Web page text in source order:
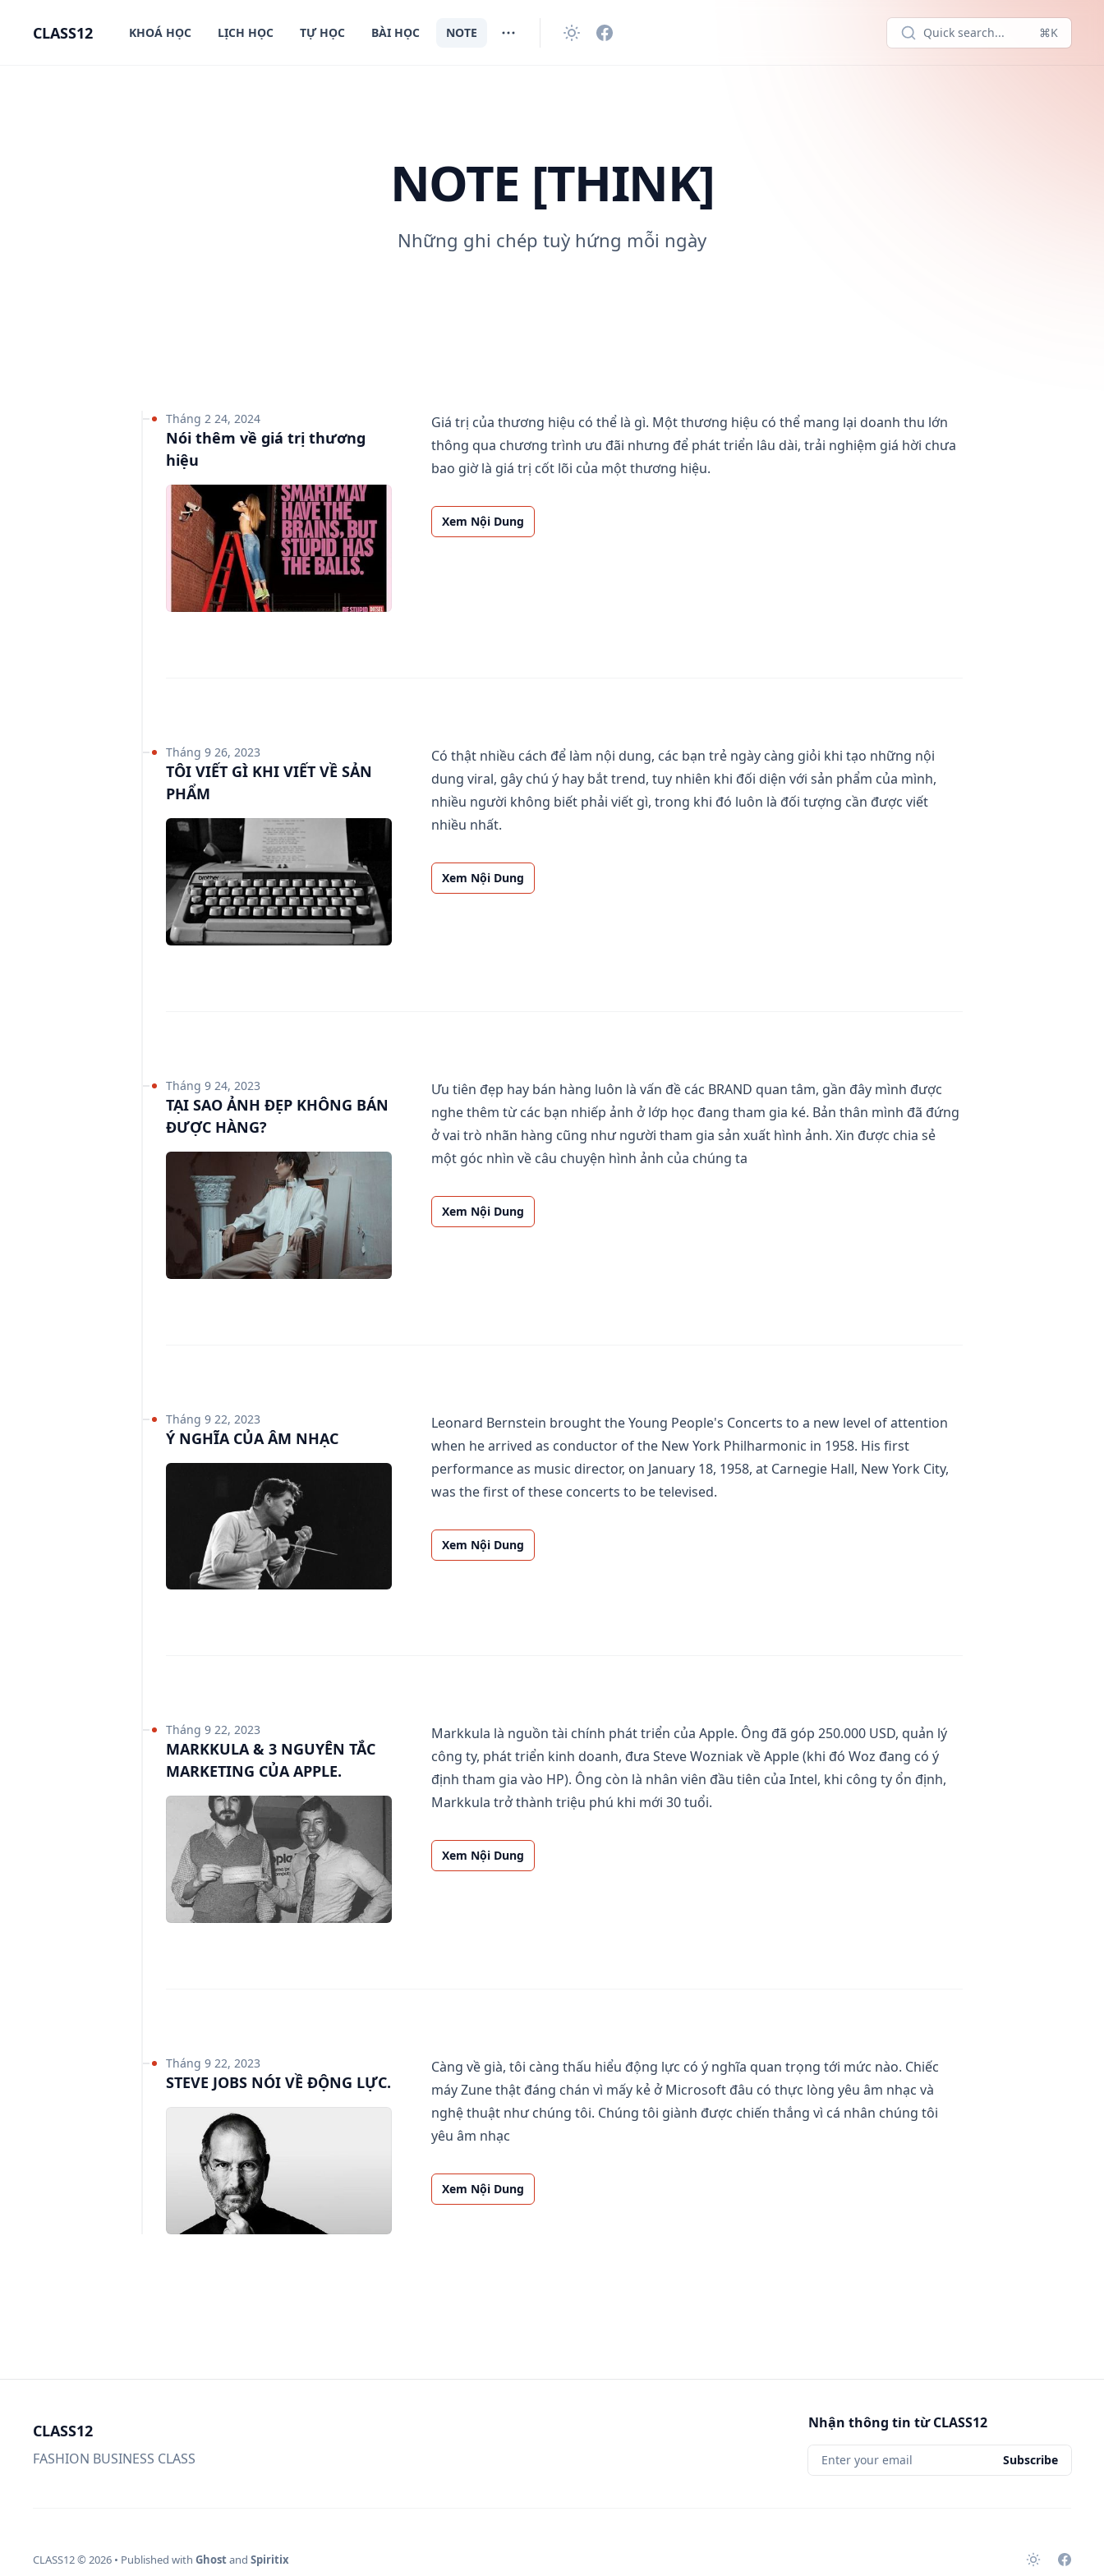
CLASS12 KHOÁ HỌC LỊCH HỌC TỰ HỌC BÀI HỌC NOTE Quick search... ⌘K
NOTE [THINK]
Những ghi chép tuỳ hứng mỗi ngày
Tháng 2 24, 2024
Nói thêm về giá trị thương
hiệu
Giá trị của thương hiệu có thể là gì. Một thương hiệu có thể mang lại doanh thu lớn
thông qua chương trình ưu đãi nhưng để phát triển lâu dài, trải nghiệm giá hời chưa
bao giờ là giá trị cốt lõi của một thương hiệu.
Xem Nội Dung
Tháng 9 26, 2023
TÔI VIẾT GÌ KHI VIẾT VỀ SẢN
PHẨM
Có thật nhiều cách để làm nội dung, các bạn trẻ ngày càng giỏi khi tạo những nội
dung viral, gây chú ý hay bắt trend, tuy nhiên khi đối diện với sản phẩm của mình,
nhiều người không biết phải viết gì, trong khi đó luôn là đối tượng cần được viết
nhiều nhất.
Xem Nội Dung
Tháng 9 24, 2023
TẠI SAO ẢNH ĐẸP KHÔNG BÁN
ĐƯỢC HÀNG?
Ưu tiên đẹp hay bán hàng luôn là vấn đề các BRAND quan tâm, gần đây mình được
nghe thêm từ các bạn nhiếp ảnh ở lớp học đang tham gia ké. Bản thân mình đã đứng
ở vai trò nhãn hàng cũng như người tham gia sản xuất hình ảnh. Xin được chia sẻ
một góc nhìn về câu chuyện hình ảnh của chúng ta
Xem Nội Dung
Tháng 9 22, 2023
Ý NGHĨA CỦA ÂM NHẠC
Leonard Bernstein brought the Young People's Concerts to a new level of attention
when he arrived as conductor of the New York Philharmonic in 1958. His first
performance as music director, on January 18, 1958, at Carnegie Hall, New York City,
was the first of these concerts to be televised.
Xem Nội Dung
Tháng 9 22, 2023
MARKKULA & 3 NGUYÊN TẮC
MARKETING CỦA APPLE.
Markkula là nguồn tài chính phát triển của Apple. Ông đã góp 250.000 USD, quản lý
công ty, phát triển kinh doanh, đưa Steve Wozniak về Apple (khi đó Woz đang có ý
định tham gia vào HP). Ông còn là nhân viên đầu tiên của Intel, khi công ty ổn định,
Markkula trở thành triệu phú khi mới 30 tuổi.
Xem Nội Dung
Tháng 9 22, 2023
STEVE JOBS NÓI VỀ ĐỘNG LỰC.
Càng về già, tôi càng thấu hiểu động lực có ý nghĩa quan trọng tới mức nào. Chiếc
máy Zune thật đáng chán vì mấy kẻ ở Microsoft đâu có thực lòng yêu âm nhạc và
nghệ thuật như chúng tôi. Chúng tôi giành được chiến thắng vì cá nhân chúng tôi
yêu âm nhạc
Xem Nội Dung
CLASS12
FASHION BUSINESS CLASS
Nhận thông tin từ CLASS12
Enter your email Subscribe
CLASS12© 2026 • Published with Ghostand Spiritix